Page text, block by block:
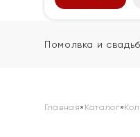
Помолвка и
Главная» Каталог»